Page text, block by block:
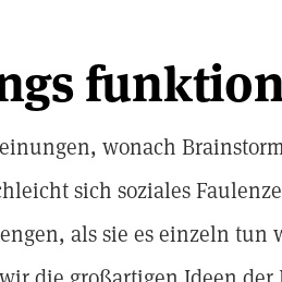
wonach
sich soziales
als sie es einzeln